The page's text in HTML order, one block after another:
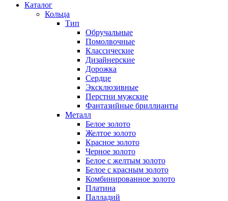
Каталог
Кольца
Тип
Обручальные
Помолвочные
Классические
Дизайнерские
Дорожка
Сердце
Эксклюзивные
Перстни мужские
Фантазийные бриллианты
Металл
Белое золото
Желтое золото
Красное золото
Черное золото
Белое с желтым золото
Белое с красным золото
Комбинированное золото
Платина
Палладий